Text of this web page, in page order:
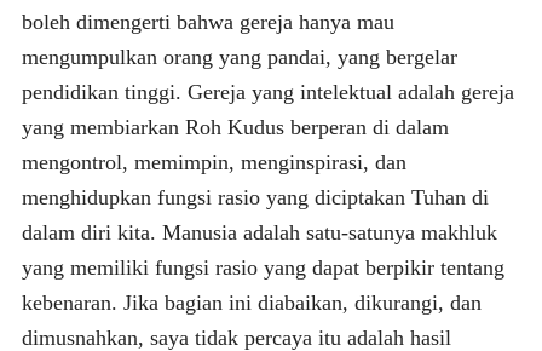
boleh dimengerti bahwa gereja hanya mau
mengumpulkan orang yang pandai, yang bergelar
pendidikan tinggi. Gereja yang intelektual adalah gereja
yang membiarkan Roh Kudus berperan di dalam
mengontrol, memimpin, menginspirasi, dan
menghidupkan fungsi rasio yang diciptakan Tuhan di
dalam diri kita. Manusia adalah satu-satunya makhluk
yang memiliki fungsi rasio yang dapat berpikir tentang
kebenaran. Jika bagian ini diabaikan, dikurangi, dan
dimusnahkan, saya tidak percaya itu adalah hasil